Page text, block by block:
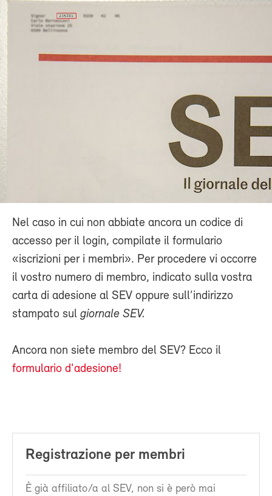
Nel caso in cui non abbiate ancora un codice di
accesso per il login, compilate il formulario
«iscrizioni per i membri». Per procedere vi occorre
il vostro numero di membro, indicato sulla vostra
carta di adesione al SEV oppure sull’indirizzo
stampato sul giornale SEV.
Ancora non siete membro del SEV? Ecco il
formulario d'adesione!
Registrazione per membri
È già affiliato/a al SEV, non si è però mai